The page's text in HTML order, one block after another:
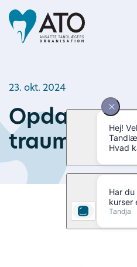
23. okt. 2024
Opdateret